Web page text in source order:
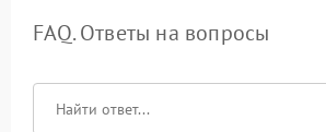
FAQ. Ответы на вопросы